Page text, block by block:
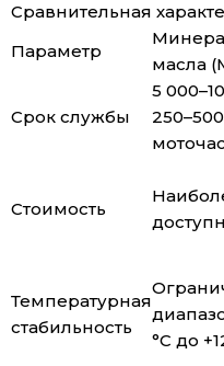
Сравнительная
Параметр
масла
Срок службы
5
250–500
Стоимость
Температурная
стабильность
°C до